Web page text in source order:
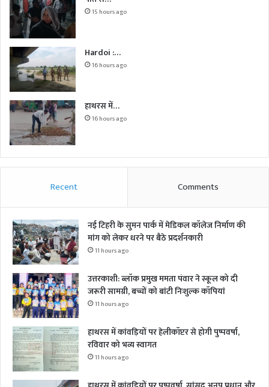
15 hours ago
Hardoi :…
16 hours ago
हाथरस में…
16 hours ago
Recent Comments
नई टिहरी के सुमन पार्क में मेडिकल कॉलेज निर्माण की
मांग को लेकर धरने पर बैठे प्रदर्शनकारी
11 hours ago
उत्तरकाशी: ब्लॉक प्रमुख ममता पंवार ने स्कूल को दी
जरूरी सामग्री, बच्चों को बांटी निःशुल्क कॉपियां
11 hours ago
हाथरस में कांवड़ियों पर हेलीकॉप्टर से होगी पुष्पवर्षा,
रविवार को भव्य स्वागत
11 hours ago